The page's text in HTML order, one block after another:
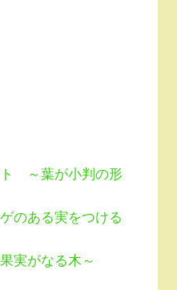
ト ～葉が小判の形
のある実をつける
実がなる木～